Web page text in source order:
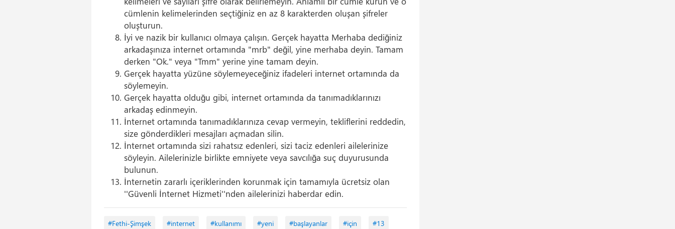
cümlenin kelimelerinden seçtiğiniz en az 8 karakterden oluşan şifreler
oluşturun.
İyi ve nazik bir kullanıcı olmaya çalışın. Gerçek hayatta Merhaba dediğiniz
arkadaşınıza internet ortamında "mrb" değil, yine merhaba deyin. Tamam
derken "Ok." veya "Tmm" yerine yine tamam deyin.
Gerçek hayatta yüzüne söylemeyeceğiniz ifadeleri internet ortamında da
söylemeyin.
Gerçek hayatta olduğu gibi, internet ortamında da tanımadıklarınızı
arkadaş edinmeyin.
İnternet ortamında tanımadıklarınıza cevap vermeyin, tekliflerini reddedin,
size gönderdikleri mesajları açmadan silin.
İnternet ortamında sizi rahatsız edenleri, sizi taciz edenleri ailelerinize
söyleyin. Ailelerinizle birlikte emniyete veya savcılığa suç duyurusunda
bulunun.
İnternetin zararlı içeriklerinden korunmak için tamamıyla ücretsiz olan
''Güvenli İnternet Hizmeti''nden ailelerinizi haberdar edin.
#Fethi-Şimşek #internet #kullanımı #yeni #başlayanlar #için
#13